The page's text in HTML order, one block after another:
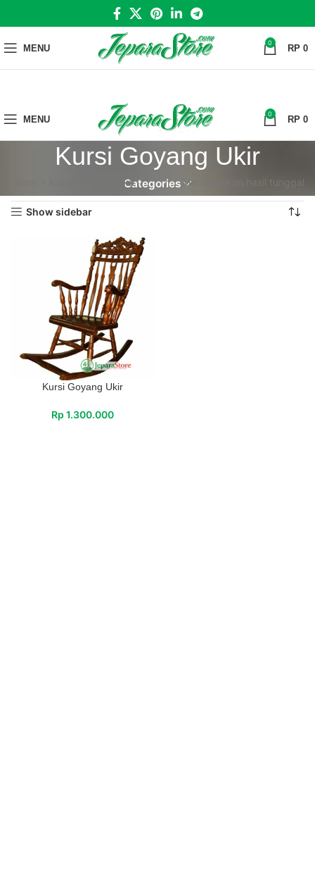
MENU 0 RP 0
MENU 0 RP 0
Kursi Goyang Ukir
Categories
Kursi Goyang Ukir Menampilkan hasil tunggal
Show sidebar
Kursi Goyang Ukir
Rp 1.300.000